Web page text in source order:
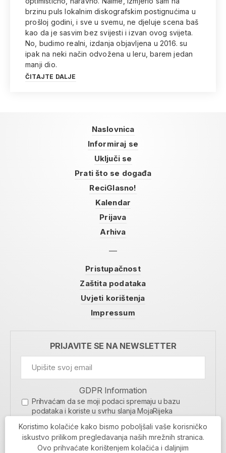
brzinu puls lokalnim diskografskim postignućima u
prošloj godini, i sve u svemu, ne djeluje scena baš
kao da je sasvim bez svijesti i izvan ovog svijeta.
No, budimo realni, izdanja objavljena u 2016. su
ipak na neki način odvožena u leru, barem jedan
manji dio.
ČITAJTE DALJE
Naslovnica
Informiraj se
Uključi se
Prati što se događa
ReciGlasno!
Kalendar
Prijava
Arhiva
Pristupačnost
Zaštita podataka
Uvjeti korištenja
Impressum
PRIJAVITE SE NA NEWSLETTER
GDPR Information
Prihvaćam da se moji podaci spremaju u bazu
podataka i koriste u svrhu slanja MojaRijeka
MOJARIJEKA NEWSLETTER
PRIJAVI SE
Koristimo kolačiće kako bismo poboljšali vaše korisničko
iskustvo prilikom pregledavanja naših mrežnih stranica.
Ovo prihvaćate korištenjem kolačića i daljnjim